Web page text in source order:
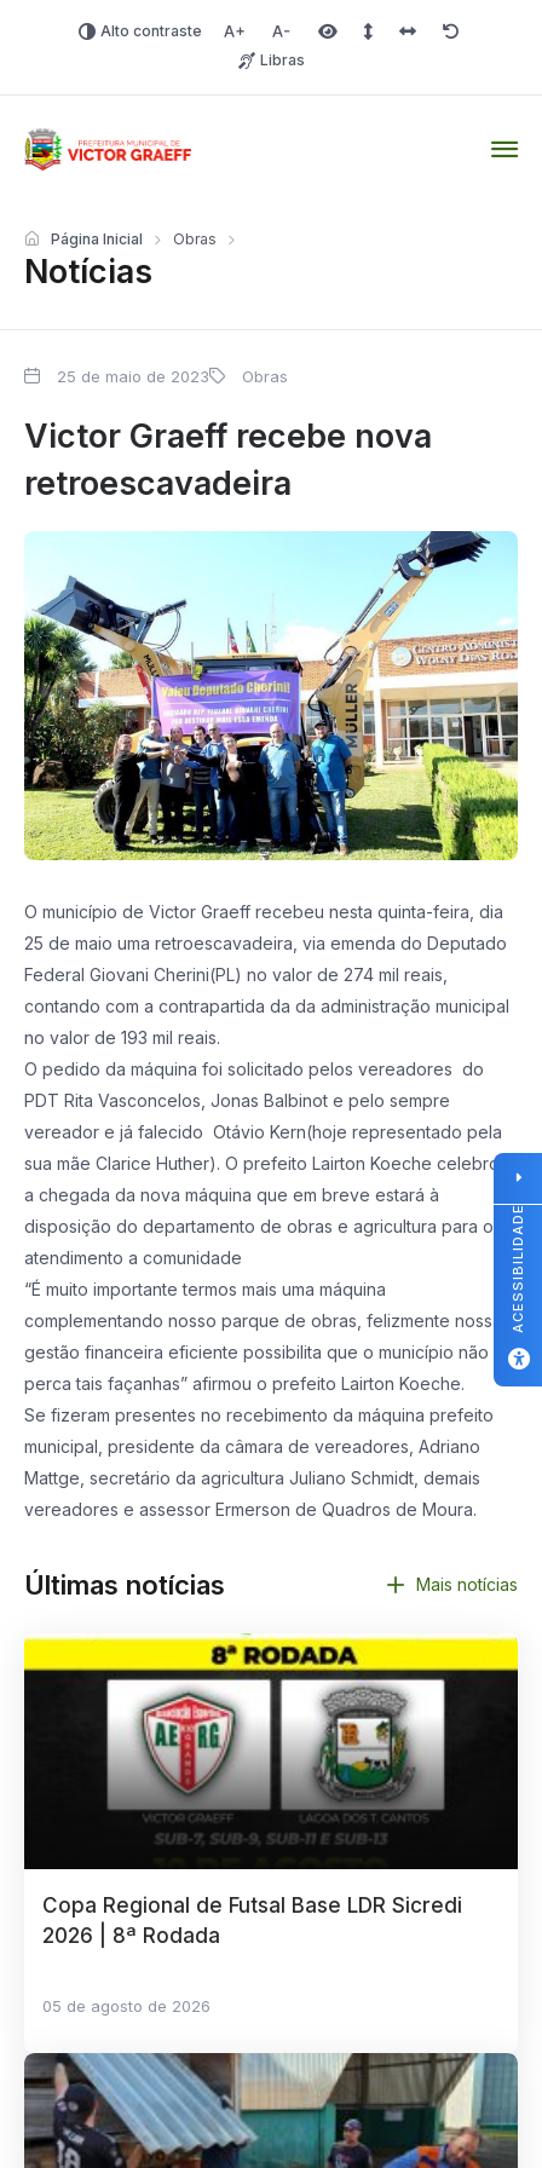
Alto contraste Aumentar fonte
Diminuir fonteÁrea selecionada
Espaçamento de linha
Espaço dos
Redefinir
Libras
Notícias
Página Inicial Obras
25 de maio de 2023 Obras
Victor Graeff recebe nova
retroescavadeira
O município de Victor Graeff recebeu nesta quinta-feira, dia
25 de maio uma retroescavadeira, via emenda do Deputado
Federal Giovani Cherini(PL) no valor de 274 mil reais,
contando com a contrapartida da da administração municipal
no valor de 193 mil reais.
O pedido da máquina foi solicitado pelos vereadores do
PDT Rita Vasconcelos, Jonas Balbinot e pelo sempre
vereador e já falecido Otávio Kern(hoje representado pela
sua mãe Clarice Huther). O prefeito Lairton Koeche celebrou
a chegada da nova máquina que em breve estará à
disposição do departamento de obras e agricultura para o
atendimento a comunidade
“É muito importante termos mais uma máquina
complementando nosso parque de obras, felizmente nossa
gestão financeira eficiente possibilita que o município não
perca tais façanhas” afirmou o prefeito Lairton Koeche.
Se fizeram presentes no recebimento da máquina prefeito
municipal, presidente da câmara de vereadores, Adriano
Mattge, secretário da agricultura Juliano Schmidt, demais
vereadores e assessor Ermerson de Quadros de Moura.
Últimas notícias Mais notícias
Copa Regional de Futsal Base LDR Sicredi
2026 | 8ª Rodada
05 de agosto de 2026
ACESSIBILIDADE